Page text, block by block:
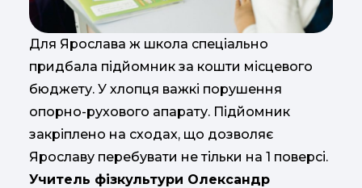
Для Ярослава ж школа спеціально
придбала підйомник за кошти місцевого
бюджету. У хлопця важкі порушення
опорно-рухового апарату. Підйомник
закріплено на сходах, що дозволяє
Ярославу перебувати не тільки на 1 поверсі.
Учитель фізкультури Олександр